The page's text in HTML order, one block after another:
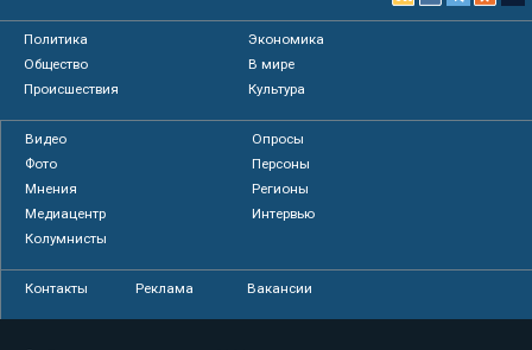
Политика
Экономика
Общество
В мире
Происшествия
Культура
Видео
Опросы
Фото
Персоны
Мнения
Регионы
Медиацентр
Интервью
Колумнисты
Контакты Реклама Вакансии